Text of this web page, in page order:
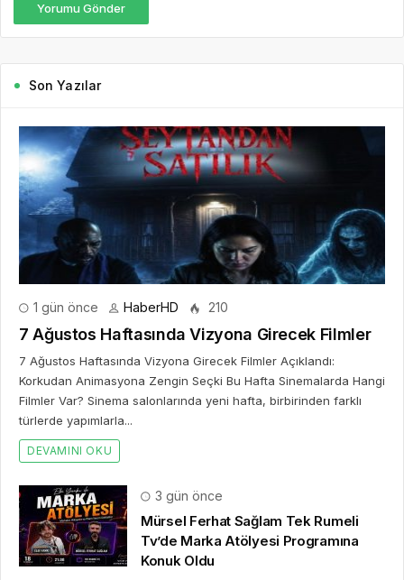
Yorumu Gönder
Son Yazılar
1 gün önce HaberHD 210
7 Ağustos Haftasında Vizyona Girecek Filmler
7 Ağustos Haftasında Vizyona Girecek Filmler Açıklandı:
Korkudan Animasyona Zengin Seçki Bu Hafta Sinemalarda Hangi
Filmler Var? Sinema salonlarında yeni hafta, birbirinden farklı
türlerde yapımlarla...
DEVAMINI OKU
3 gün önce
Mürsel Ferhat Sağlam Tek Rumeli
Tv’de Marka Atölyesi Programına
Konuk Oldu